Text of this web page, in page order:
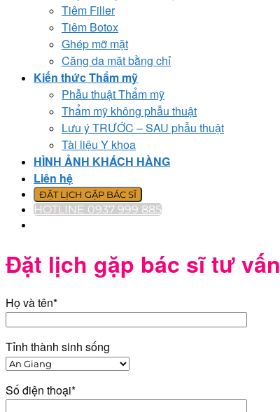
Tiêm Filler
Tiêm Botox
Ghép mỡ mặt
Căng da mặt bằng chỉ
Kiến thức Thẩm mỹ
Phẫu thuật Thẩm mỹ
Thẩm mỹ không phẫu thuật
Lưu ý TRƯỚC – SAU phẫu thuật
Tài liệu Y khoa
HÌNH ẢNH KHÁCH HÀNG
Liên hệ
ĐẶT LỊCH GẶP BÁC SĨ
HOTLINE 0937 999 885
Đặt lịch gặp bác sĩ tư vấn
Họ và tên*
Tỉnh thành sinh sống
Số điện thoại*